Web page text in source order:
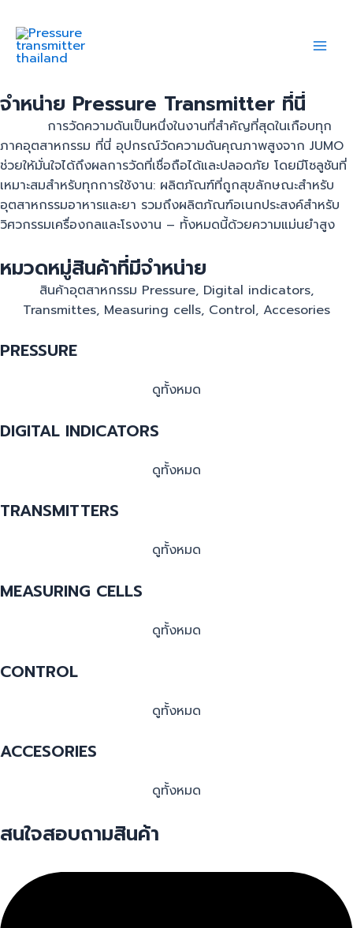
content
จำหน่าย Pressure Transmitter ที่นี่
การวัดความดันเป็นหนึ่งในงานที่สำคัญที่สุดในเกือบทุก
ภาคอุตสาหกรรม ที่นี่ อุปกรณ์วัดความดันคุณภาพสูงจาก JUMO
ช่วยให้มั่นใจได้ถึงผลการวัดที่เชื่อถือได้และปลอดภัย โดยมีโซลูชันที่
เหมาะสมสำหรับทุกการใช้งาน: ผลิตภัณฑ์ที่ถูกสุขลักษณะสำหรับ
อุตสาหกรรมอาหารและยา รวมถึงผลิตภัณฑ์อเนกประสงค์สำหรับ
วิศวกรรมเครื่องกลและโรงงาน – ทั้งหมดนี้ด้วยความแม่นยำสูง
หมวดหมู่สินค้าที่มีจำหน่าย
สินค้าอุตสาหกรรม Pressure, Digital indicators,
Transmittes, Measuring cells, Control, Accesories
PRESSURE
ดูทั้งหมด
DIGITAL INDICATORS
ดูทั้งหมด
TRANSMITTERS
ดูทั้งหมด
MEASURING CELLS
ดูทั้งหมด
CONTROL
ดูทั้งหมด
ACCESORIES
ดูทั้งหมด
สนใจสอบถามสินค้า